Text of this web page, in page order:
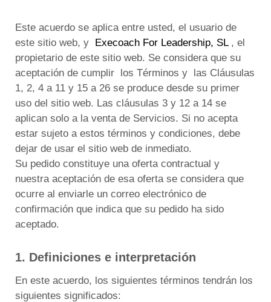
Este acuerdo se aplica entre usted, el usuario de
este sitio web, y Execoach For Leadership, SL, el
propietario de este sitio web. Se considera que su
aceptación de cumplir los Términos y las Cláusulas
1, 2, 4 a 11 y 15 a 26 se produce desde su primer
uso del sitio web. Las cláusulas 3 y 12 a 14 se
aplican solo a la venta de Servicios. Si no acepta
estar sujeto a estos términos y condiciones, debe
dejar de usar el sitio web de inmediato.
Su pedido constituye una oferta contractual y
nuestra aceptación de esa oferta se considera que
ocurre al enviarle un correo electrónico de
confirmación que indica que su pedido ha sido
aceptado.
1. Definiciones e interpretación
En este acuerdo, los siguientes términos tendrán los
siguientes significados: